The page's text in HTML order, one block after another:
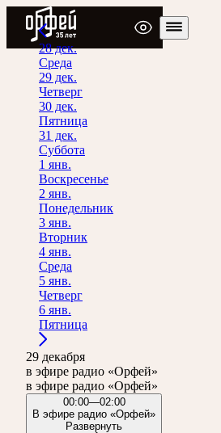
Радио Орфей
28 дек.
Среда
29 дек.
Четверг
30 дек.
Пятница
31 дек.
Суббота
1 янв.
Воскресенье
2 янв.
Понедельник
3 янв.
Вторник
4 янв.
Среда
5 янв.
Четверг
6 янв.
Пятница
29 декабря
в эфире радио «Орфей»
в эфире радио «Орфей»
00:00—02:00
В эфире радио «Орфей»
Развернуть